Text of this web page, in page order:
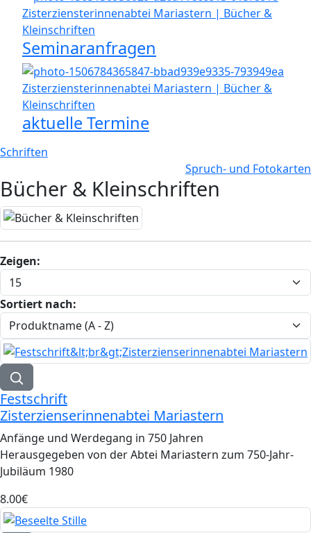
Seminaranfragen
aktuelle Termine
Schriften
Spruch- und Fotokarten
Bücher & Kleinschriften
Zeigen:
Sortiert nach:
Festschrift
Zisterzienserinnenabtei Mariastern
Anfänge und Werdegang in 750 Jahren
Herausgegeben von der Abtei Mariastern zum 750-Jahr-
Jubiläum 1980
8.00‎€